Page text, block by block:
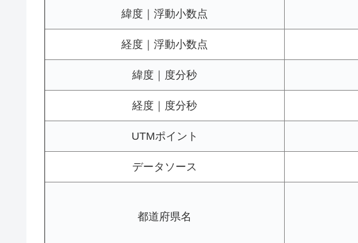
緯度｜浮動小数点
経度｜浮動小数点
緯度｜度分秒
経度｜度分秒
UTMポイント
データソース
都道府県名